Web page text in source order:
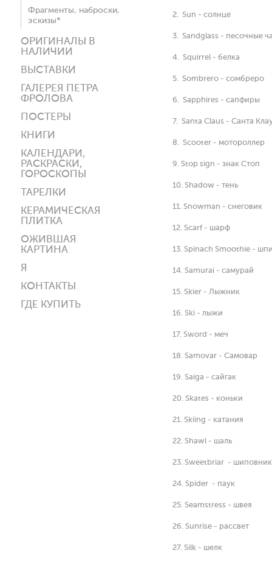
Фрагменты, наброски,
эскизы*
ОРИГИНАЛЫ В
НАЛИЧИИ
ВЫСТАВКИ
ГАЛЕРЕЯ ПЕТРА
ФРОЛОВА
ПОСТЕРЫ
КНИГИ
КАЛЕНДАРИ,
РАСКРАСКИ,
ГОРОСКОПЫ
ТАРЕЛКИ
КЕРАМИЧЕСКАЯ
ПЛИТКА
ОЖИВШАЯ
КАРТИНА
Я
КОНТАКТЫ
ГДЕ КУПИТЬ
2. Sun - солнце
3. Sandglass - песочные
4. Squirrel - белка
5. Sombrero - сомбреро
6. Sapphires - сапфиры
7. Santa Claus - Санта
8. Scooter - мотороллер
9. Stop sign - знак Стоп
10. Shadow - тень
11. Snowman - снеговик
12. Scarf - шарф
13. Spinach Smoothie -
14. Samurai - самурай
15. Skier - Лыжник
16. Ski - лыжи
17. Sword - меч
18. Samovar - Самовар
19. Saiga - сайгак
20. Skates - коньки
21. Skiing - катания
22. Shawl - шаль
23. Sweetbriar - шиповник
24. Spider - паук
25. Seamstress - швея
26. Sunrise - рассвет
27. Silk - шелк